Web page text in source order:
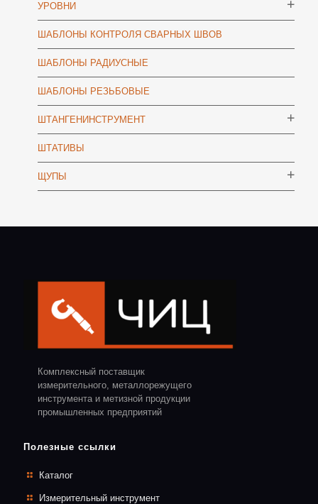
УРОВНИ
ШАБЛОНЫ КОНТРОЛЯ СВАРНЫХ ШВОВ
ШАБЛОНЫ РАДИУСНЫЕ
ШАБЛОНЫ РЕЗЬБОВЫЕ
ШТАНГЕНИНСТРУМЕНТ
ШТАТИВЫ
ЩУПЫ
Комплексный поставщик
измерительного, металлорежущего
инструмента и метизной продукции
промышленных предприятий
Полезные ссылки
Каталог
Измерительный инструмент